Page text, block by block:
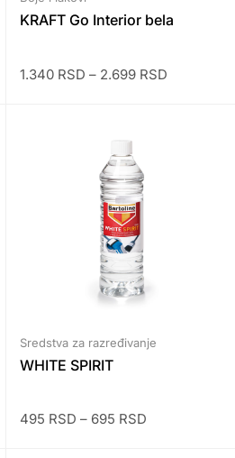
KRAFT Go Interior bela
1.340 RSD – 2.699 RSD
Sredstva za razređivanje
WHITE SPIRIT
495 RSD – 695 RSD